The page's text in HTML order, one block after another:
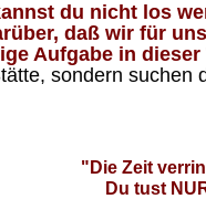
du nicht los
daß wir für
Aufgabe in dieser
sondern suchen
"Die Zeit
Du tust